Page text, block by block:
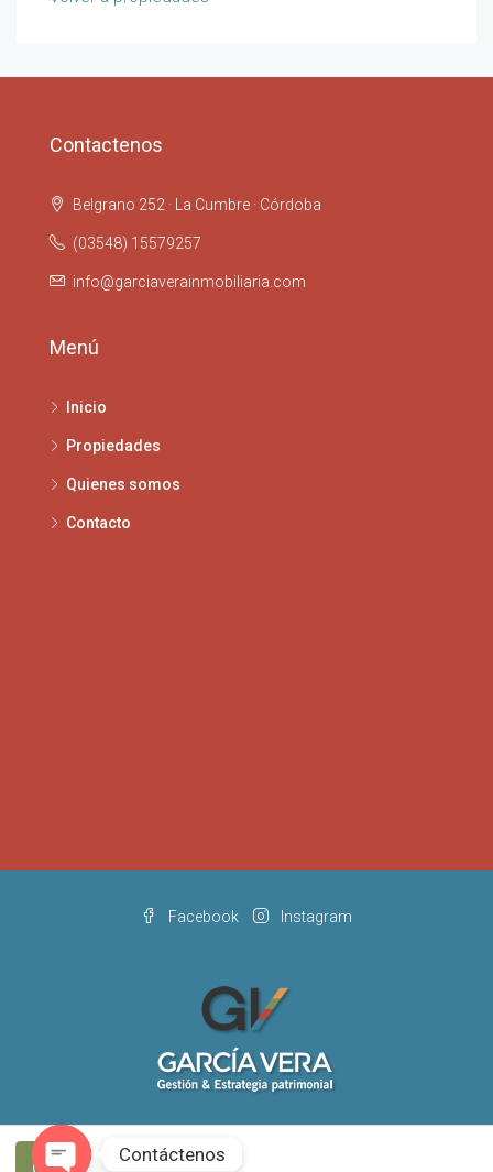
Contactenos
Belgrano 252 · La Cumbre · Córdoba
(03548) 15579257
info@garciaverainmobiliaria.com
Menú
Inicio
Propiedades
Quienes somos
Contacto
Facebook Instagram
© García Vera - Todos los derecho reservados
Contáctenos